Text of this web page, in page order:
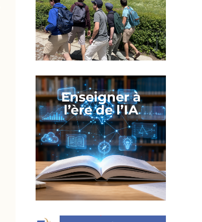
Enseigner à
l’ère de l’IA